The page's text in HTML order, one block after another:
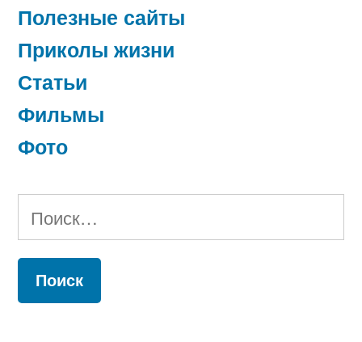
Полезные сайты
Приколы жизни
Статьи
Фильмы
Фото
Найти: